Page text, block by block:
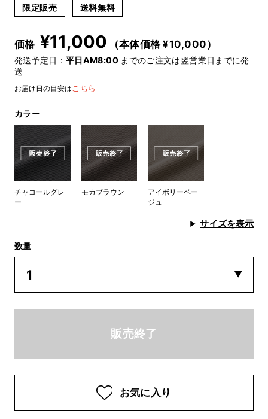
限定販売 送料無料
価格 ¥11,000 （本体価格 ¥10,000）
発送予定日：平日AM8:00 までのご注文は翌営業日までに発
送
お届け日の目安はこちら
カラー
チャコールグレ
ー
モカブラウン
アイボリーベー
ジュ
サイズを表示
数量
お気に入り